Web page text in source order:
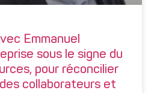
Emmanuel
sous le signe du
pour réconcilier
collaborateurs et